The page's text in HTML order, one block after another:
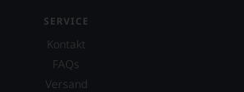
SERVICE
Kontakt
FAQs
Versand